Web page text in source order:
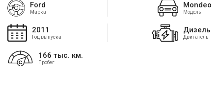
Ford
Марка
Mondeo
Модель
2011
Год выпуска
Дизель
Двигатель
166 тыс. км.
Пробег